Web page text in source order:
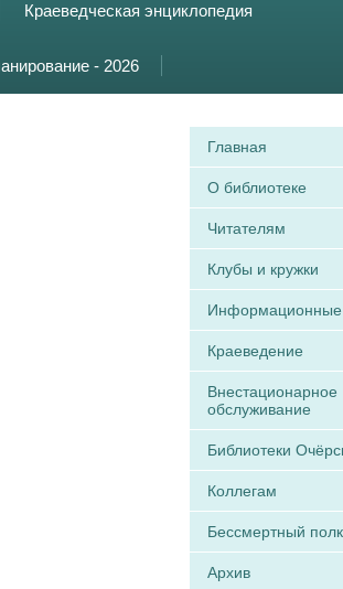
Краеведческая энциклопедия
- 2026
Главная
О библиотеке
Читателям
Клубы и кружки
Информационные
Краеведение
Внестационарное
обслуживание
Библиотеки
Коллегам
Бессмертный полк
Архив